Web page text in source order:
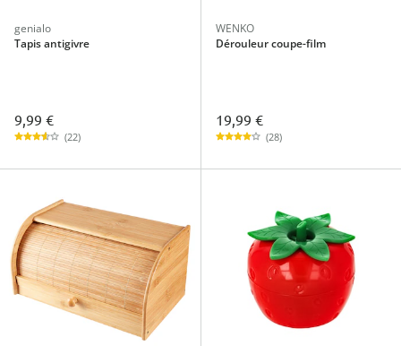
genialo
Tapis antigivre
9,99 €
(22)
WENKO
Dérouleur coupe-film
19,99 €
(28)